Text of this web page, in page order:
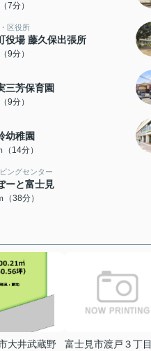
7分）
区役所
役場 藤久保出張所
9分）
三芳保育園
9分）
幼稚園
14分）
ングセンター
ーと富士見
38分）
大井武蔵野
富士見市渡戸３丁目